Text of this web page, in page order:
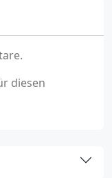
diesen